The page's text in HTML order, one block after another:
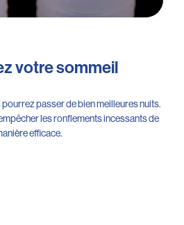
votre sommeil
passer de bien meilleures nuits.
les ronflements incessants de
efficace.